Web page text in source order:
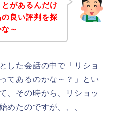
があるんだけ
良い評判を探
～
した会話の中で「リショ
てあるのかな～？」とい
、その時から、リショッ
めたのですが、、、